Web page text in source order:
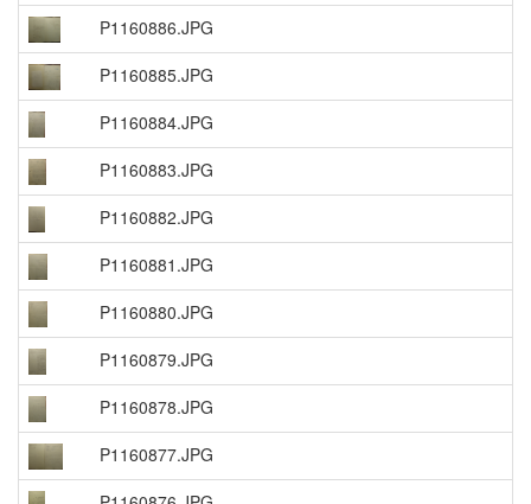
P1160886.JPG
P1160885.JPG
P1160884.JPG
P1160883.JPG
P1160882.JPG
P1160881.JPG
P1160880.JPG
P1160879.JPG
P1160878.JPG
P1160877.JPG